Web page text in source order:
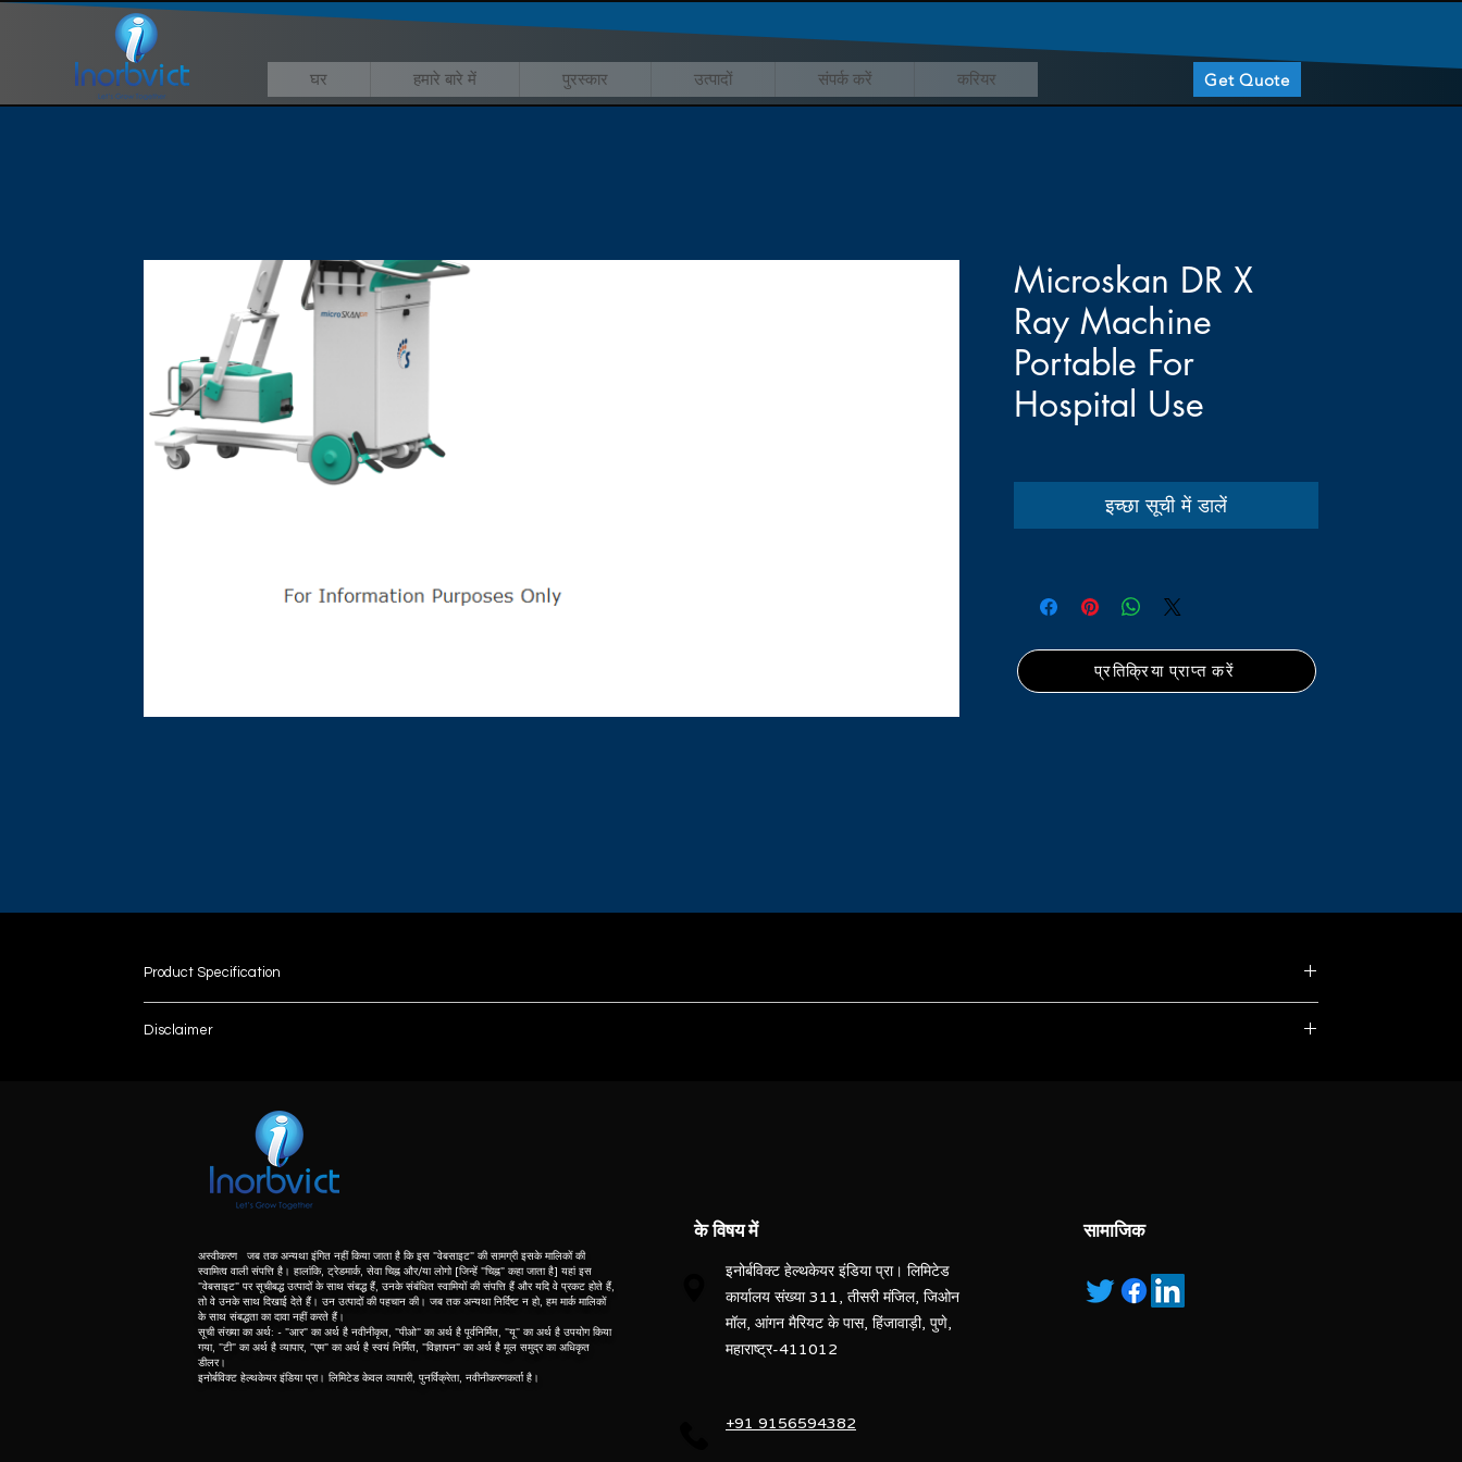
घर हमारे बारे में पुरस्कार उत्पादों संपर्क करें करियर Get Quote
Microskan DR X
Ray Machine
Portable For
Hospital Use
इच्छा सूची में डालें
Product Specification
Generator Power
AERB Approved
Operation Mode
Technology Type
List No.
Ultra light mobile HF X-Ray with DR
2.8kW, 200kHz, 60mA with APR
Hand-held and integrated console for parameter setting and exposure control
90° collimator rotation
Disclaimer
herein associated with the products listed on this” website” are the property of their respective owners and if they appear with the listed products, it is only used for the
purpose of identification of those products. we do not claim as association with the mark owners, unless otherwise so specified.
meaning of list number: - “r” means refurbished, “po” means preowned, “u” means used, “t” means trading, “m” means own manufactured, “ad” means authorised
dealer of original equipment manufacturer.
प्रतिक्रिया प्राप्त करें
अस्वीकरण जब तक अन्यथा इंगित नहीं किया जाता है कि इस "वेबसाइट" की सामग्री इसके मालिकों की
स्वामित्व वाली संपत्ति है। हालांकि, ट्रेडमार्क, सेवा चिह्न और/या लोगो [जिन्हें "चिह्न" कहा जाता है] यहां इस
"वेबसाइट" पर सूचीबद्ध उत्पादों के साथ संबद्ध हैं, उनके संबंधित स्वामियों की संपत्ति हैं और यदि वे प्रकट होते हैं,
तो वे उनके साथ दिखाई देते हैं। उन उत्पादों की पहचान की। जब तक अन्यथा निर्दिष्ट न हो, हम मार्क मालिकों
के साथ संबद्धता का दावा नहीं करते हैं।
सूची संख्या का अर्थ: - "आर" का अर्थ है नवीनीकृत, "पीओ" का अर्थ है पूर्वनिर्मित, "यू" का अर्थ है उपयोग किया
गया, "टी" का अर्थ है व्यापार, "एम" का अर्थ है स्वयं निर्मित, "विज्ञापन" का अर्थ है मूल समुद्र का अधिकृत
डीलर।
इनोर्बविक्ट हेल्थकेयर इंडिया प्रा। लिमिटेड केवल व्यापारी, पुनर्विक्रेता, नवीनीकरणकर्ता है।
के विषय में
इनोर्बविक्ट हेल्थकेयर इंडिया प्रा। लिमिटेड
कार्यालय संख्या 311, तीसरी मंजिल, जिओन
मॉल, आंगन मैरियट के पास, हिंजावाड़ी, पुणे,
महाराष्ट्र-411012
+91 9156594382
सामाजिक